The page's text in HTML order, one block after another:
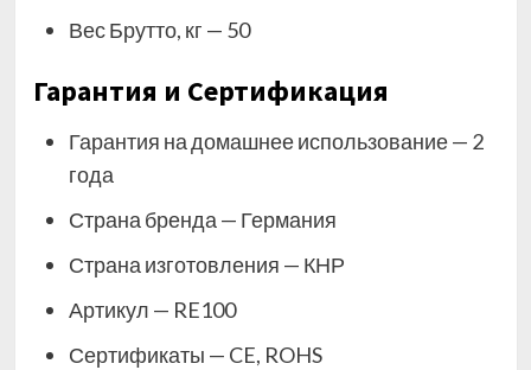
Вес Брутто, кг — 50
Гарантия и Сертификация
Гарантия на домашнее использование — 2
года
Страна бренда — Германия
Страна изготовления — КНР
Артикул — RE100
Сертификаты — CE, ROHS